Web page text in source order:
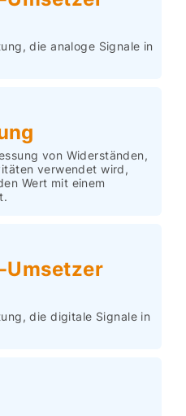
die analoge Signale in
von Widerständen,
verwendet wird,
Wert mit einem
die digitale Signale in